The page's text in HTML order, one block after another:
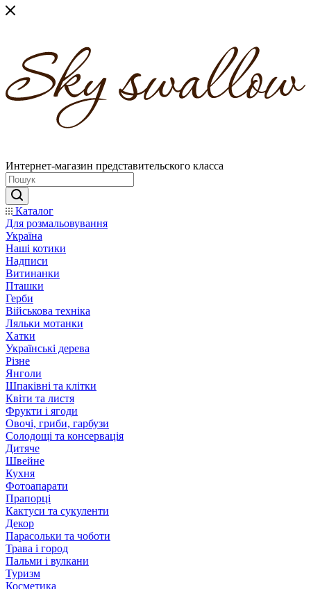
Интернет-магазин представительского класса
Каталог
Для розмальовування
Україна
Наші котики
Надписи
Витинанки
Пташки
Герби
Військова техніка
Ляльки мотанки
Хатки
Українські дерева
Різне
Янголи
Шпаківні та клітки
Квіти та листя
Фрукти і ягоди
Овочі, гриби, гарбузи
Солодощі та консервація
Дитяче
Швейне
Кухня
Фотоапарати
Прапорці
Кактуси та сукуленти
Декор
Парасольки та чоботи
Трава і город
Пальми і вулкани
Туризм
Косметика